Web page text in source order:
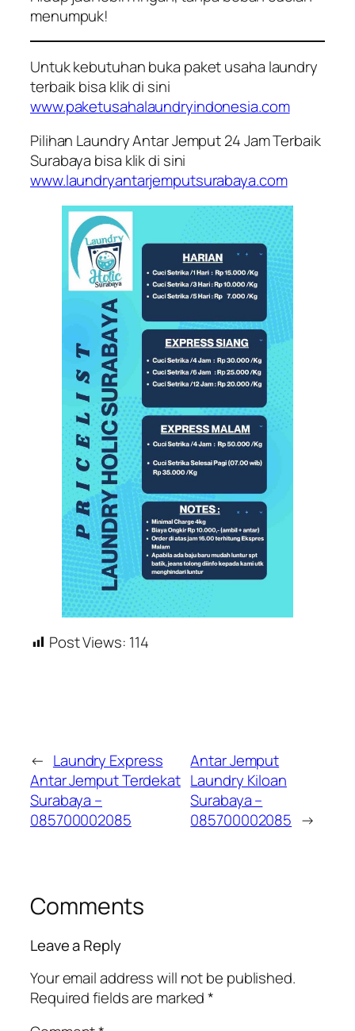
menumpuk!
Untuk kebutuhan buka paket usaha laundry
terbaik bisa klik di sini
www.paketusahalaundryindonesia.com
Pilihan Laundry Antar Jemput 24 Jam Terbaik
Surabaya bisa klik di sini
www.laundryantarjemputsurabaya.com
Post Views: 114
← Laundry Express
Antar Jemput Terdekat
Surabaya –
085700002085
Antar Jemput
Laundry Kiloan
Surabaya –
085700002085 →
Comments
Leave a Reply
Your email address will not be published.
Required fields are marked*